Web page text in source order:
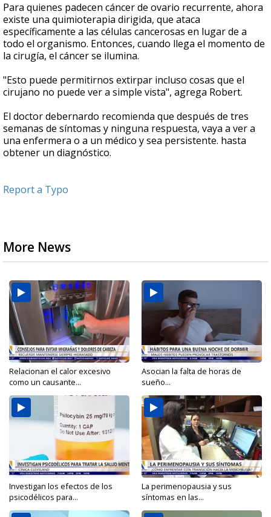
Para quienes padecen cáncer de ovario recurrente, ahora
existe una quimioterapia dirigida, que ataca
específicamente a las células cancerosas en lugar de a
todo el organismo. Entonces, cuando llega el momento de
la cirugía, el cáncer se ilumina.
"Esto puede permitirnos extirpar incluso cosas que el
cirujano no puede ver a simple vista", agrega Robert.
El doctor debernardo recomienda que después de tres
semanas de síntomas y ninguna respuesta, vaya a ver a
una enfermera o a un médico y sea persistente. hasta
obtener un diagnóstico.
Report a Typo
More News
Relacionan el calor excesivo
como un causante...
Asocian la falta de horas de
sueño...
Investigan los efectos de los
psicodélicos para...
La perimenopausia y sus
síntomas en las...